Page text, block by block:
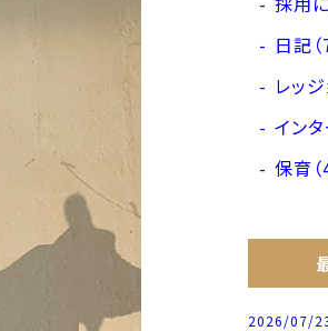
日記（
レッジ
インタ
保育（
2026/07/